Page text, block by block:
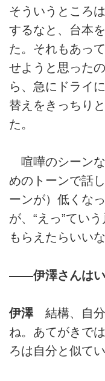
そういうところ
するなと、台本
た。それもあっ
せようと思った
ら、急にドライ
替えをきっちり
た。
喧嘩のシーン
めのトーンで話
ーンが）低くな
が、“えっ”てい
もらえたらいい
――伊澤さんはい
伊澤結構、自分
ね。あてがきで
ろは自分と似て